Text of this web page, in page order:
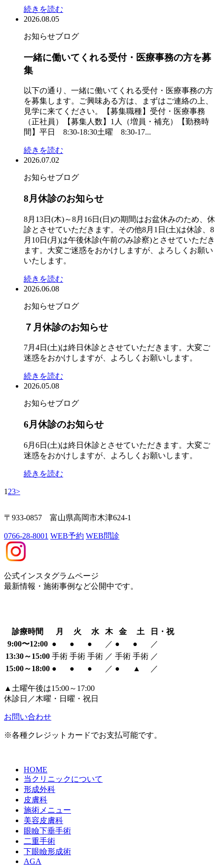
続きを読む
2026.08.05
お知らせブログ
一緒に働いてくれる受付・医療事務の方を募
集
以下の通り、一緒に働いてくれる受付・医療事務の方
を募集します。ご興味ある方は、まずはご連絡の上、
見学に来てください。【募集職種】受付・医療事務
（正社員）【募集人数】1人（増員・補充）【勤務時
間】平日 8:30-18:30土曜 8:30-17...
続きを読む
2026.07.02
お知らせブログ
8月休診のお知らせ
8月13日(木)～8月16日(日)の期間はお盆休みのため、休
診とさせていただきます。その他8月1日(土)は休診、8
月10日(月)は午後休診(午前のみ診察)とさせていただき
ます。大変ご迷惑をおかけしますが、よろしくお願い
いたします。
続きを読む
2026.06.08
お知らせブログ
７月休診のお知らせ
7月4日(土)は終日休診とさせていただきます。大変ご
迷惑をおかけしますが、よろしくお願いします。
続きを読む
2026.05.08
お知らせブログ
6月休診のお知らせ
6月6日(土)は終日休診とさせていただきます。大変ご
迷惑をおかけしますが、よろしくお願いします。
続きを読む
1 23>
〒933-0857 富山県高岡市木津624-1
0766-28-8001 WEB予約 WEB問診
公式インスタグラムページ
最新情報・施術事例など公開中です。
診療時間 月 火 水 木 金 土
日・祝
9:00〜12:00 ● ● ● ／ ● ●
／
13:30～15:00 手術 手術 手術 ／ 手術 手術 ／
15:00～18:00 ● ● ● ／ ● ▲ ／
▲土曜午後は15:00～17:00
休診日／木曜・日曜・祝日
お問い合わせ
※各種クレジットカードでお支払可能です。
HOME
当クリニックについて
形成外科
皮膚科
施術メニュー
美容皮膚科
眼瞼下垂手術
二重手術
下眼瞼形成術
AGA